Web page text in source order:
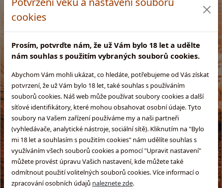
cookies
Prosím, potvrďte nám, že už Vám bylo 18 let a udělte
nám souhlas s použitím vybraných souborů cookies.
Abychom Vám mohli ukázat, co hledáte, potřebujeme od Vás získat
potvrzení, že už Vám bylo 18 let, také souhlas s používáním
souborů cookies. Náš web může používat soubory cookies a další
síťové identifikátory, které mohou obsahovat osobní údaje. Tyto
soubory na Vašem zařízení používáme my a naši partneři
(vyhledávače, analytické nástroje, sociální sítě). Kliknutím na "Bylo
mi 18 let a souhlasím s použitím cookies" nám udělíte souhlas s
využíváním všech souborů cookies a pomocí "Upravit nastavení"
můžete provést úpravu Vašich nastavení, kde můžete také
odmítnout použití volitelných souborů cookies. Více informací o
zpracování osobních údajů naleznete zde.